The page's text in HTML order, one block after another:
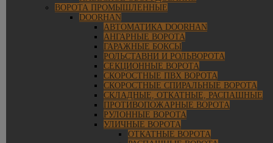
ВОРОТА ПРОМЫШЛЕННЫЕ
DOORHAN
АВТОМАТИКА DOORHAN
АНГАРНЫЕ ВОРОТА
ГАРАЖНЫЕ БОКСЫ
РОЛЬСТАВНИ И РОЛЬВОРОТА
СЕКЦИОННЫЕ ВОРОТА
СКОРОСТНЫЕ ПВХ ВОРОТА
СКОРОСТНЫЕ СПИРАЛЬНЫЕ ВОРОТА
СКЛАДНЫЕ, ОТКАТНЫЕ, РАСПАШНЫЕ
ПРОТИВОПОЖАРНЫЕ ВОРОТА
РУЛОННЫЕ ВОРОТА
УЛИЧНЫЕ ВОРОТА
ОТКАТНЫЕ ВОРОТА